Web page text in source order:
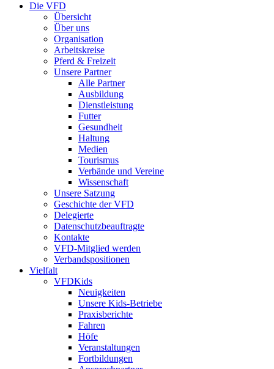
Die VFD
Übersicht
Über uns
Organisation
Arbeitskreise
Pferd & Freizeit
Unsere Partner
Alle Partner
Ausbildung
Dienstleistung
Futter
Gesundheit
Haltung
Medien
Tourismus
Verbände und Vereine
Wissenschaft
Unsere Satzung
Geschichte der VFD
Delegierte
Datenschutzbeauftragte
Kontakte
VFD-Mitglied werden
Verbandspositionen
Vielfalt
VFDKids
Neuigkeiten
Unsere Kids-Betriebe
Praxisberichte
Fahren
Höfe
Veranstaltungen
Fortbildungen